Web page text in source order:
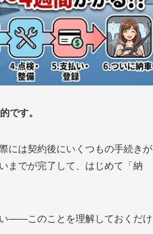
です。
には契約後にいくつもの手続きが
までが完了して、はじめて「納
——このことを理解しておくだけ